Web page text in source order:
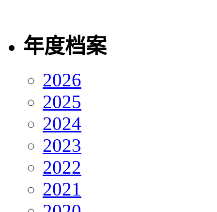
年度档案
2026
2025
2024
2023
2022
2021